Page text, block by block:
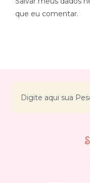
que eu comentar.